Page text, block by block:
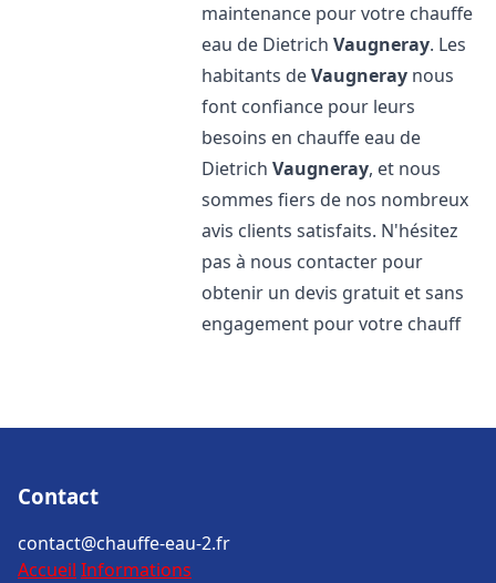
maintenance pour votre chauffe
eau de DietrichVaugneray. Les
habitants deVaugneray nous
font confiance pour leurs
besoins en chauffe eau de
DietrichVaugneray, et nous
sommes fiers de nos nombreux
avis clients satisfaits. N'hésitez
pas à nous contacter pour
obtenir un devis gratuit et sans
engagement pour votre chauff
Contact
contact@chauffe-eau-2.fr
Accueil Informations